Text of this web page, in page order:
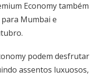
Economy também
Mumbai e
podem desfrutar
assentos luxuosos,